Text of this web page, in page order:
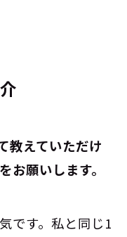
教えていただけ
お願いします。
です。私と同じ1